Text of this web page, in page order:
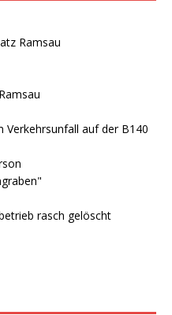
Ramsau
Verkehrsunfall auf der B140
rasch gelöscht